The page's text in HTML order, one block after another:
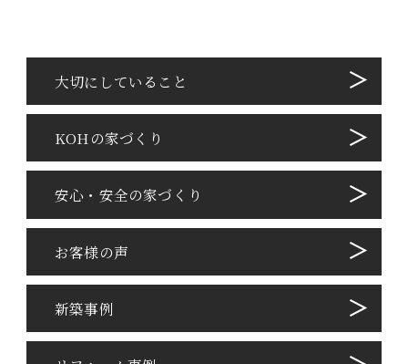
⼤切にしていること
KOHの家づくり
安心・安全の家づくり
お客様の声
新築事例